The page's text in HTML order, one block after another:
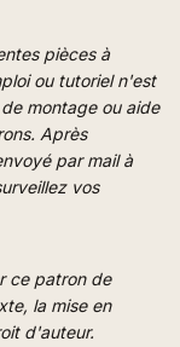
pièces à
ou tutoriel n'est
montage ou aide
Après
par mail à
vos
ce patron de
la mise en
d'auteur.